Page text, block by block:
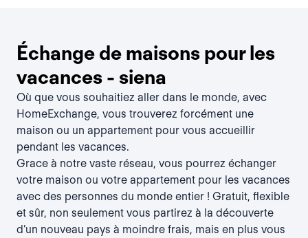
Échange de maisons pour les
vacances - siena
Où que vous souhaitiez aller dans le monde, avec
HomeExchange, vous trouverez forcément une
maison ou un appartement pour vous accueillir
pendant les vacances.
Grace à notre vaste réseau, vous pourrez échanger
votre maison ou votre appartement pour les vacances
avec des personnes du monde entier ! Gratuit, flexible
et sûr, non seulement vous partirez à la découverte
d’un nouveau pays à moindre frais, mais en plus vous